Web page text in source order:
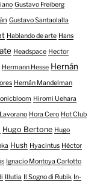
Gustavo Freiberg
Gustavo Santaolalla
Hablando de arte Hans
Headspace Hector
Hermann Hesse Hernán
Hernán Mandelman
Hiromi Uehara
Hora Cero Hot Club
Hugo Bertone Hugo
Hush Hyacintus Héctor
Ignacio Montoya Carlotto
Illutia Il Sogno di Rubik In-